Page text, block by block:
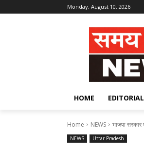
Monday, August 10, 2026
HOME
Home NEWS भाजपा सरकार
NEWS Uttar Pradesh